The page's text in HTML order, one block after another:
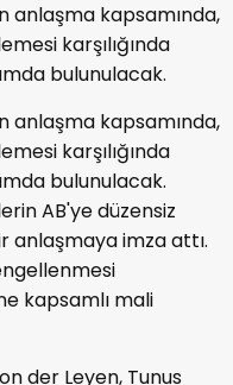
anlaşma kapsamında,
karşılığında
bulunulacak.
anlaşma kapsamında,
karşılığında
bulunulacak.
AB'ye düzensiz
anlaşmaya imza attı.
kapsamlı mali
der Leyen, Tunus